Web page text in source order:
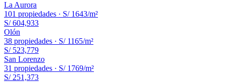
La Aurora
101 propiedades · S/ 1643/m²
S/ 604,933
Olón
38 propiedades · S/ 1165/m²
S/ 523,779
San Lorenzo
31 propiedades · S/ 1769/m²
S/ 251,373